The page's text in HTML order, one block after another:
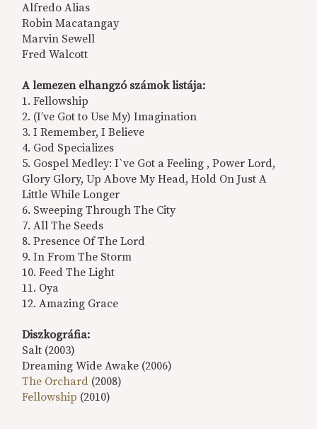
Alfredo Alias
Robin Macatangay
Marvin Sewell
Fred Walcott
A lemezen elhangzó számok listája:
1. Fellowship
2. (I’ve Got to Use My) Imagination
3. I Remember, I Believe
4. God Specializes
5. Gospel Medley: I`ve Got a Feeling , Power Lord,
Glory Glory, Up Above My Head, Hold On Just A
Little While Longer
6. Sweeping Through The City
7. All The Seeds
8. Presence Of The Lord
9. In From The Storm
10. Feed The Light
11. Oya
12. Amazing Grace
Diszkográfia:
Salt (2003)
Dreaming Wide Awake (2006)
The Orchard (2008)
Fellowship (2010)